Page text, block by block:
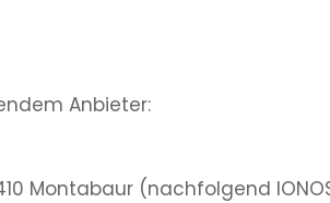
Anbieter:
Montabaur (nachfolgend